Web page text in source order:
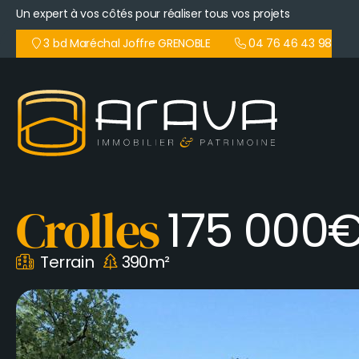
Aller
contenu
principal
Un expert à vos côtés pour réaliser tous vos projets
3 bd Maréchal Joffre GRENOBLE
04 76 46 43 98
Crolles175
Terrain 390m²